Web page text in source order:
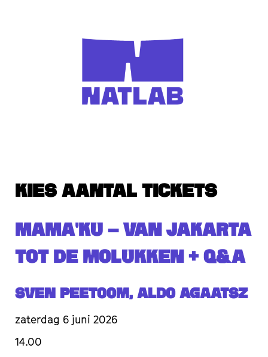
KIES AANTAL TICKETS
MAMA'KU – VAN JAKARTA
TOT DE MOLUKKEN + Q&A
Sven Peetoom, Aldo Agaatsz
zaterdag 6 juni 2026
14.00